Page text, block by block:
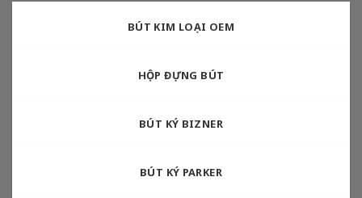
BÚT KIM LOẠI OEM
HỘP ĐỰNG BÚT
BÚT KÝ BIZNER
BÚT KÝ PARKER